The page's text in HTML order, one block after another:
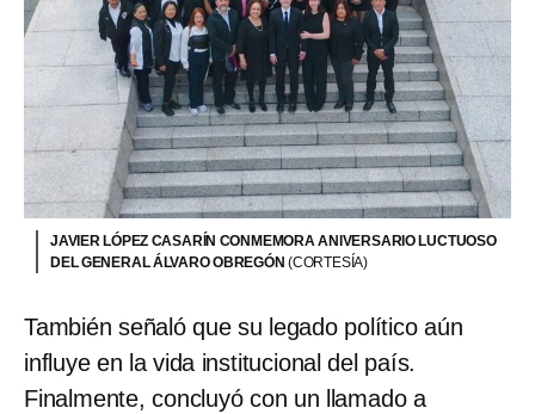
JAVIER LÓPEZ CASARÍN CONMEMORA ANIVERSARIO LUCTUOSO
DEL GENERAL ÁLVARO OBREGÓN(CORTESÍA)
También señaló que su legado político aún
influye en la vida institucional del país.
Finalmente, concluyó con un llamado a